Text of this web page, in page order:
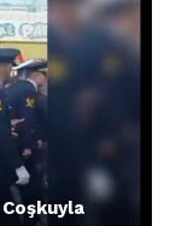
Coşkuyla